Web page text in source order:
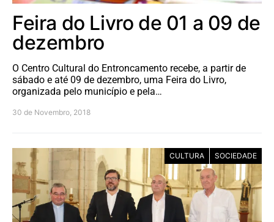
Feira do Livro de 01 a 09 de
dezembro
O Centro Cultural do Entroncamento recebe, a partir de
sábado e até 09 de dezembro, uma Feira do Livro,
organizada pelo município e pela…
30 de Novembro, 2018
CULTURA SOCIEDADE